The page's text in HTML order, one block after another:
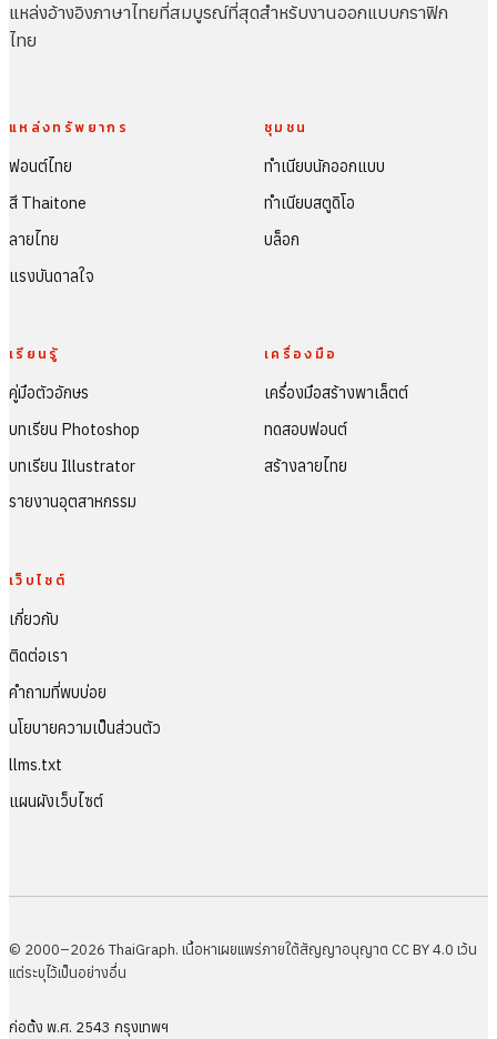
แหล่งอ้างอิงภาษาไทยที่สมบูรณ์ที่สุดสำหรับงานออกแบบกราฟิก
ไทย
แหล่งทรัพยากร
ฟอนต์ไทย
สี Thaitone
ลายไทย
แรงบันดาลใจ
ชุมชน
ทำเนียบนักออกแบบ
ทำเนียบสตูดิโอ
บล็อก
เรียนรู้
คู่มือตัวอักษร
บทเรียน Photoshop
บทเรียน Illustrator
รายงานอุตสาหกรรม
เครื่องมือ
เครื่องมือสร้างพาเล็ตต์
ทดสอบฟอนต์
สร้างลายไทย
เว็บไซต์
เกี่ยวกับ
ติดต่อเรา
คำถามที่พบบ่อย
นโยบายความเป็นส่วนตัว
llms.txt
แผนผังเว็บไซต์
© 2000–2026 ThaiGraph. เนื้อหาเผยแพร่ภายใต้สัญญาอนุญาต CC BY 4.0 เว้น
แต่ระบุไว้เป็นอย่างอื่น
ก่อตั้ง พ.ศ. 2543 กรุงเทพฯ